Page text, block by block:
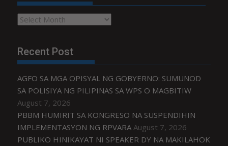
Archives
Recent Post
AGFO SA MGA OPISYAL NG GOBYERNO: SUMUNOD
SA POLISIYA NG PILIPINAS SA WPS O MAGBITIW
August 7, 2026
PBBM HUMIRIT SA KONGRESO NA SUSPENDIHIN
IMPLEMENTASYON NG RPVARA August 7, 2026
PUBLIKO HINIKAYAT NI SPEAKER DY NA MAKILAHOK